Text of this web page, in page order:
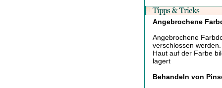
Angebrochene
Angebrochene
verschlossen
Haut auf der Farbe
lagert
Behandeln von